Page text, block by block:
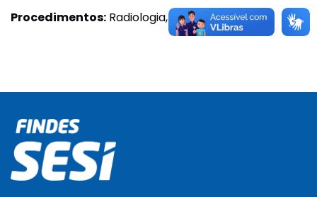
Procedimentos: Radiologia, Ultrassonografia